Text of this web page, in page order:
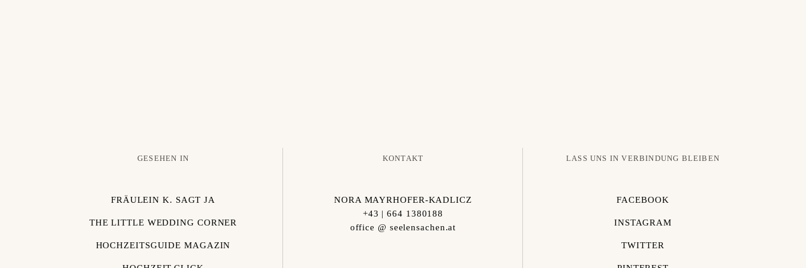
GESEHEN IN
FRÄULEIN K. SAGT JA
THE LITTLE WEDDING CORNER
HOCHZEITSGUIDE MAGAZIN
KONTAKT
NORA MAYRHOFER-KADLICZ
+43 | 664 1380188
office @ seelensachen.at
LASS UNS IN VERBINDUNG BLEIBEN
FACEBOOK
INSTAGRAM
TWITTER